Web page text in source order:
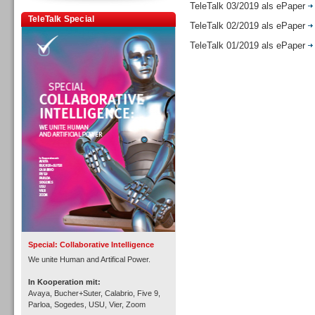
TeleTalk Special
Special: Collaborative Intelligence
We unite Human and Artifical Power.
In Kooperation mit:
Avaya, Bucher+Suter, Calabrio, Five 9,
Parloa, Sogedes, USU, Vier, Zoom
Personal
Inbound
TeleTalk 03/2019 als ePaper
TeleTalk 02/2019 als ePaper
TeleTalk 01/2019 als ePaper